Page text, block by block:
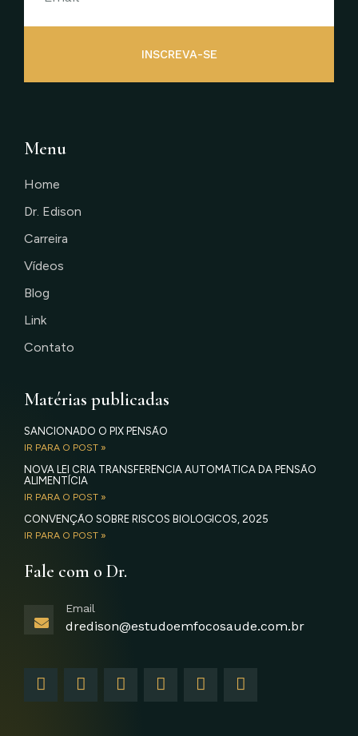
INSCREVA-SE
Menu
Home
Dr. Edison
Carreira
Vídeos
Blog
Link
Contato
Matérias publicadas
SANCIONADO O PIX PENSÃO
IR PARA O POST »
NOVA LEI CRIA TRANSFERÊNCIA AUTOMÁTICA DA PENSÃO
ALIMENTÍCIA
IR PARA O POST »
CONVENÇÃO SOBRE RISCOS BIOLÓGICOS, 2025
IR PARA O POST »
Fale com o Dr.
Email
dredison@estudoemfocosaude.com.br
F
a
I
n
T
w
Y
o
L
i
G
o